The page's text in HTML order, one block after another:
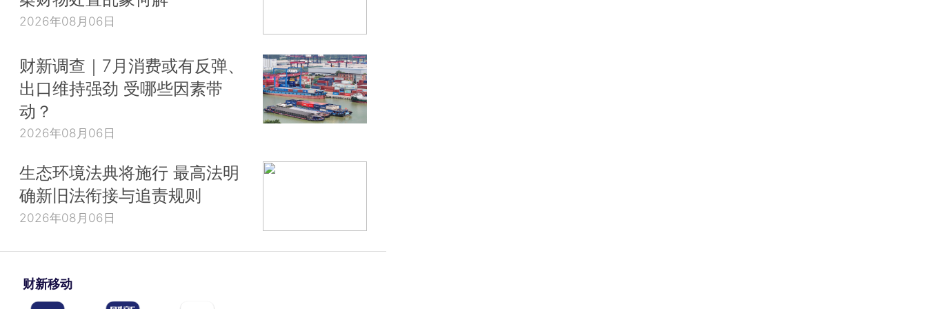
2026年08月06日
财新调查｜7月消费或有反弹、
出口维持强劲 受哪些因素带
动？
2026年08月06日
生态环境法典将施行 最高法明
确新旧法衔接与追责规则
2026年08月06日
财新移动